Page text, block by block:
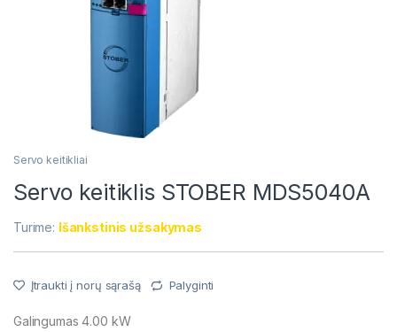
Servo keitikliai
Servo keitiklis STOBER MDS5040A
Turime: Išankstinis užsakymas
Įtraukti į norų sąrašą Palyginti
Galingumas 4.00 kW